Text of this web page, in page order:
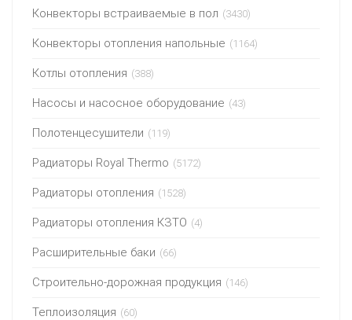
Конвекторы встраиваемые в пол (3430)
Конвекторы отопления напольные (1164)
Котлы отопления (388)
Насосы и насосное оборудование (43)
Полотенцесушители (119)
Радиаторы Royal Thermo (5172)
Радиаторы отопления (1528)
Радиаторы отопления КЗТО (4)
Расширительные баки (66)
Строительно-дорожная продукция (146)
Теплоизоляция (60)